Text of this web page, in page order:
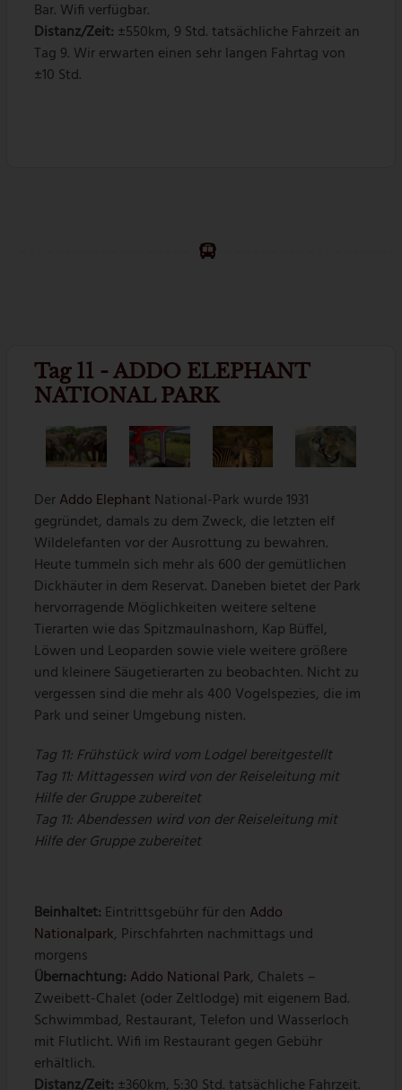
Bar. Wifi verfügbar.
Distanz/Zeit: ±550km, 9 Std. tatsächliche Fahrzeit an
Tag 9. Wir erwarten einen sehr langen Fahrtag von
±10 Std.
Tag 11 - ADDO ELEPHANT
NATIONAL PARK
DerAddo Elephant National-Park wurde 1931
gegründet, damals zu dem Zweck, die letzten elf
Wildelefanten vor der Ausrottung zu bewahren.
Heute tummeln sich mehr als 600 der gemütlichen
Dickhäuter in dem Reservat. Daneben bietet der Park
hervorragende Möglichkeiten weitere seltene
Tierarten wie das Spitzmaulnashorn, Kap Büffel,
Löwen und Leoparden sowie viele weitere größere
und kleinere Säugetierarten zu beobachten. Nicht zu
vergessen sind die mehr als 400 Vogelspezies, die im
Park und seiner Umgebung nisten.
Tag 11: Frühstück wird vom Lodgel bereitgestellt
Tag 11: Mittagessen wird von der Reiseleitung mit
Hilfe der Gruppe zubereitet
Tag 11: Abendessen wird von der Reiseleitung mit
Hilfe der Gruppe zubereitet
Beinhaltet: Eintrittsgebühr für den Addo
Nationalpark, Pirschfahrten nachmittags und
morgens
Übernachtung: Addo National Park, Chalets –
Zweibett-Chalet (oder Zeltlodge) mit eigenem Bad.
Schwimmbad, Restaurant, Telefon und Wasserloch
mit Flutlicht. Wifi im Restaurant gegen Gebühr
erhältlich.
Distanz/Zeit: ±360km, 5:30 Std. tatsächliche Fahrzeit.